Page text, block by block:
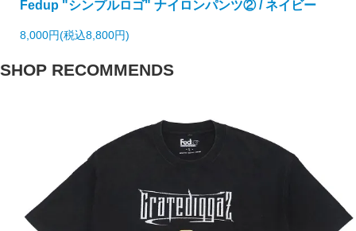
Fedup "シンプルロゴ" ナイロンパンツ② / ネイビー
8,000円(税込8,800円)
SHOP RECOMMENDS